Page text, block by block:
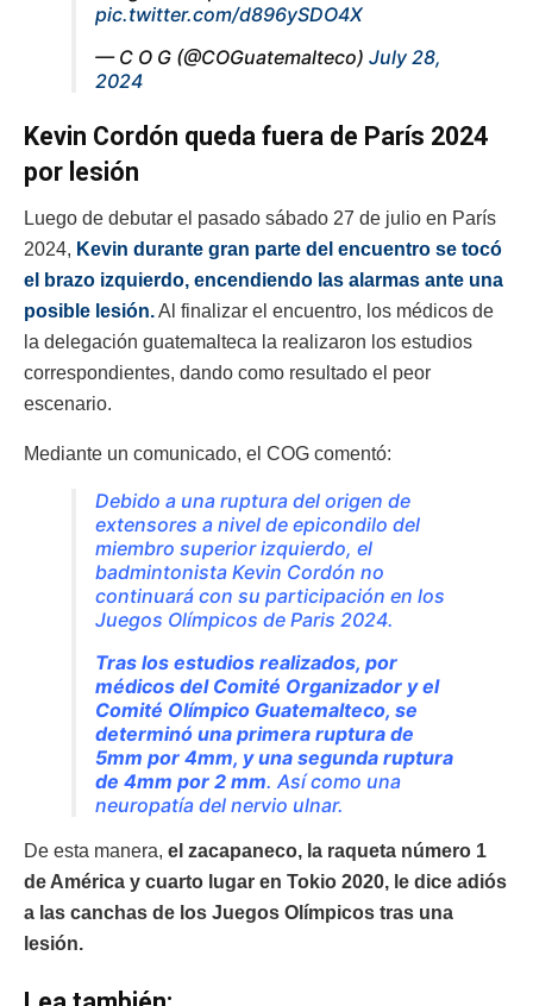
pic.twitter.com/d896ySDO4X
— C O G (@COGuatemalteco) July 28,
2024
Kevin Cordón queda fuera de París 2024
por lesión
Luego de debutar el pasado sábado 27 de julio en París
2024, Kevin durante gran parte del encuentro se tocó
el brazo izquierdo, encendiendo las alarmas ante una
posible lesión.Al finalizar el encuentro, los médicos de
la delegación guatemalteca la realizaron los estudios
correspondientes, dando como resultado el peor
escenario.
Mediante un comunicado, el COG comentó:
Debido a una ruptura del origen de
extensores a nivel de epicondilo del
miembro superior izquierdo, el
badmintonista Kevin Cordón no
continuará con su participación en los
Juegos Olímpicos de Paris 2024.
Tras los estudios realizados, por
médicos del Comité Organizador y el
Comité Olímpico Guatemalteco, se
determinó una primera ruptura de
5mm por 4mm, y una segunda ruptura
de 4mm por 2 mm. Así como una
neuropatía del nervio ulnar.
De esta manera, el zacapaneco, la raqueta número 1
de América y cuarto lugar en Tokio 2020, le dice adiós
a las canchas de los Juegos Olímpicos tras una
lesión.